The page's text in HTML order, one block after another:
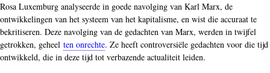
Rosa Luxemburg analyseerde in goede navolging van Karl Marx, de
ontwikkelingen van het systeem van het kapitalisme, en wist die accuraat te
bekritiseren. Deze navolging van de gedachten van Marx, werden in twijfel
getrokken, geheel ten onrechte. Ze heeft controversiële gedachten voor die tijd
ontwikkeld, die in deze tijd tot verbazende actualiteit leiden.